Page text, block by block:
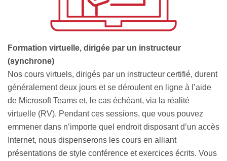
Formation virtuelle, dirigée par un instructeur
(synchrone)
Nos cours virtuels, dirigés par un instructeur certifié, durent
généralement deux jours et se déroulent en ligne à l’aide
de Microsoft Teams et, le cas échéant, via la réalité
virtuelle (RV). Pendant ces sessions, que vous pouvez
emmener dans n’importe quel endroit disposant d’un accès
Internet, nous dispenserons les cours en alliant
présentations de style conférence et exercices écrits. Vous